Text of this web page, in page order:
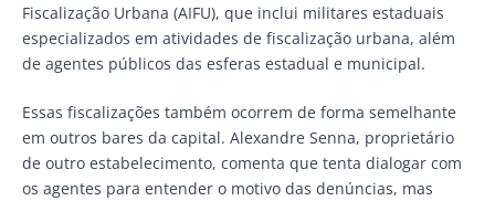
Fiscalização Urbana (AIFU), que inclui militares estaduais
especializados em atividades de fiscalização urbana, além
de agentes públicos das esferas estadual e municipal.
Essas fiscalizações também ocorrem de forma semelhante
em outros bares da capital. Alexandre Senna, proprietário
de outro estabelecimento, comenta que tenta dialogar com
os agentes para entender o motivo das denúncias, mas